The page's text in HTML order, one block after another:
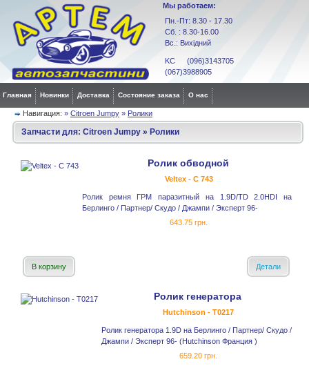
Мы работаем:
Пн.-Пт: 8.30 - 17.30
Сб. : 8.30-16.00
Вс.: Вихідний
KC (096)3143705
(067)3988905
Главная Новинки Доставка Состояние заказа О нас
Навигация: » Citroen Jumpy » Ролики
Запчасти для: Citroen Jumpy » Ролики
Ролик обводной
Veltex - C 743
Ролик ремня ГРМ паразитный на 1.9D/TD 2.0HDI на
Берлинго / Партнер/ Скудо / Джампи / Эксперт 96-
643.75 грн.
В корзину Детали
Ролик генератора
Hutchinson - T0217
Ролик генератора 1.9D на Берлинго / Партнер/ Скудо /
Джампи / Эксперт 96- (Hutchinson Франция )
659.20 грн.